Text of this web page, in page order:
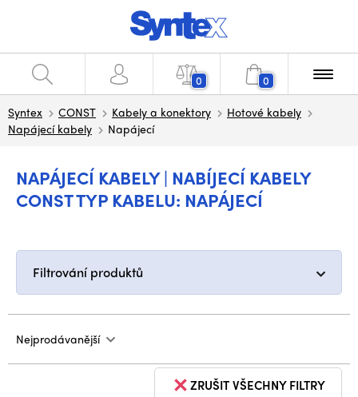
0 0
Syntex CONST Kabely a konektory
Hotové kabely
Napájecí kabely
Napájecí
NAPÁJECÍ KABELY | NABÍJECÍ KABELY
CONST TYP KABELU: NAPÁJECÍ
Filtrování produktů
Nejprodávanější
ZRUŠIT VŠECHNY FILTRY